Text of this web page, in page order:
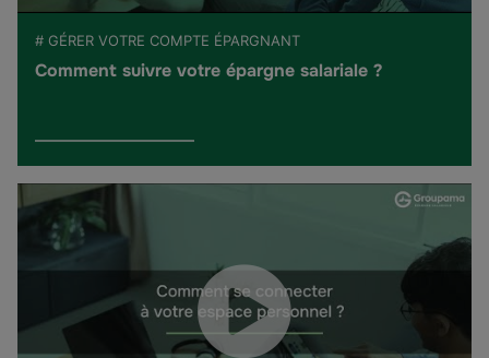
# GÉRER VOTRE COMPTE ÉPARGNANT
Comment suivre votre épargne salariale ?